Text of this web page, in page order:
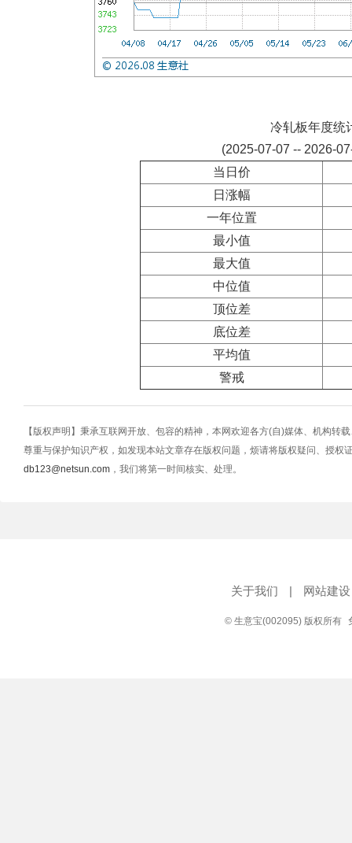
冷轧板年度统
(2025-07-07 -- 2026-
当日价
日涨幅
一年位置
最小值
最大值
中位值
顶位差
底位差
平均值
警戒
【版权声明】秉承互联网开放、包容的精神，本网欢迎各方(自)媒体、机构转
尊重与保护知识产权，如发现本站文章存在版权问题，烦请将版权疑问、授权
db123@netsun.com ，我们将第一时间核实、处理。
关于我们 | 网站建设
© 生意宝(002095) 版权所有